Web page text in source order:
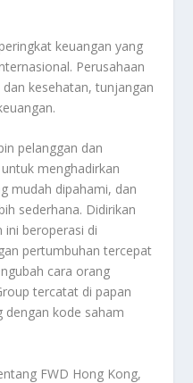
keuangan yang
Perusahaan
kesehatan, tunjangan
pelanggan dan
menghadirkan
mudah dipahami, dan
sederhana. Didirikan
ini beroperasi di
pertumbuhan tercepat
cara orang
tercatat di papan
dengan kode saham
FWD Hong Kong,